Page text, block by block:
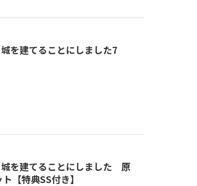
を建てることにしました7
城を建てることにしました 原
【特典SS付き】